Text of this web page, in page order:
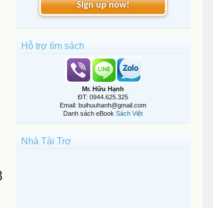
Sign up now!
Hỗ trợ tìm sách
Mr. Hữu Hạnh
ĐT: 0944.625.325
Email: buihuuhanh@gmail.com
Danh sách eBook Sách Việt
Nhà Tài Trợ